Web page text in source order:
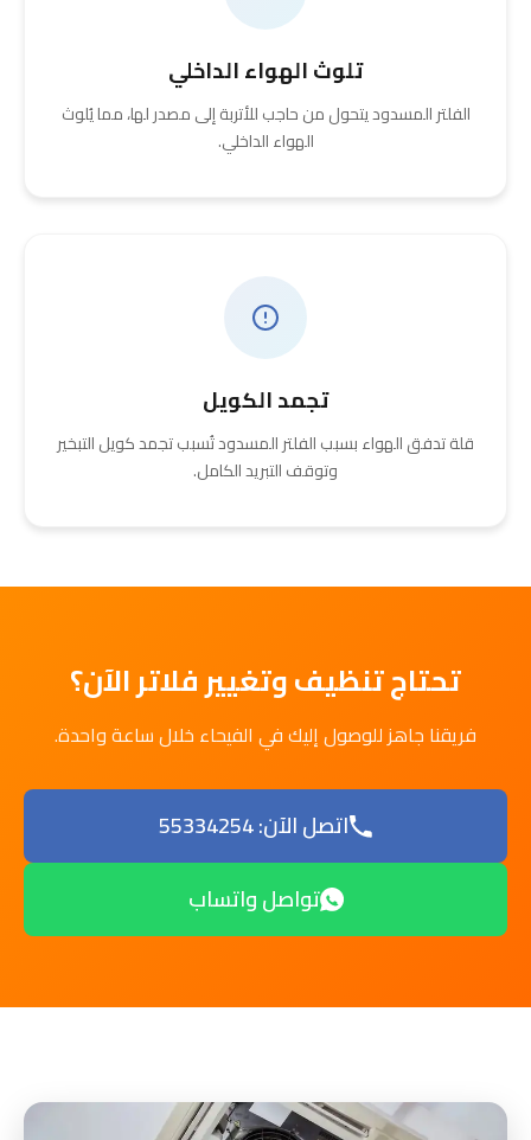
تلوث الهواء الداخلي
الفلتر المسدود يتحول من حاجب للأتربة إلى مصدر لها، مما يُلوث
الهواء الداخلي.
تجمد الكويل
قلة تدفق الهواء بسبب الفلتر المسدود تُسبب تجمد كويل التبخير
وتوقف التبريد الكامل.
تحتاج تنظيف وتغيير فلاتر الآن؟
فريقنا جاهز للوصول إليك في الفيحاء خلال ساعة واحدة.
اتصل الآن: 55334254
تواصل واتساب